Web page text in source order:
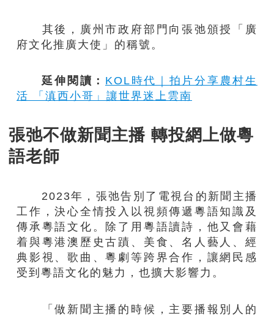
其後，廣州市政府部門向張弛頒授「廣
府文化推廣大使」的稱號。
延伸閱讀： KOL時代｜拍片分享農村生
活 「滇西小哥」讓世界迷上雲南
張弛不做新聞主播 轉投網上做粵
語老師
2023年，張弛告別了電視台的新聞主播
工作，決心全情投入以視頻傳遞粵語知識及
傳承粵語文化。除了用粵語讀詩，他又會藉
着與粵港澳歷史古蹟、美食、名人藝人、經
典影視、歌曲、粵劇等跨界合作，讓網民感
受到粵語文化的魅力，也擴大影響力。
「做新聞主播的時候，主要播報別人的